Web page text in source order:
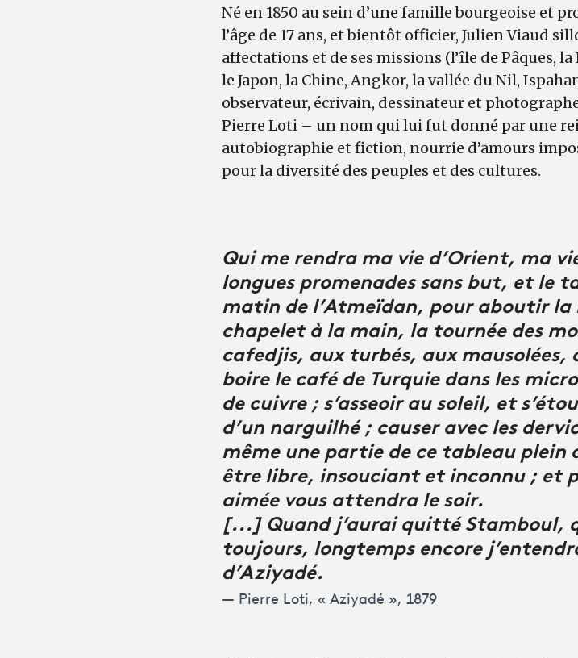
Né en 1850 au sein d’une famille bourgeoise et
l’âge de 17 ans, et bientôt officier, Julien Viaud
affectations et de ses missions (l’île de Pâques, la
le Japon, la Chine, Angkor, la vallée du Nil,
observateur, écrivain, dessinateur et
Pierre Loti – un nom qui lui fut donné par une
autobiographie et fiction, nourrie d’amours
pour la diversité des peuples et des cultures.
Qui me rendra ma vie d’Orient, ma
longues promenades sans but, et le
matin de l’Atmeïdan, pour aboutir
chapelet à la main, la tournée des
cafedjis, aux turbés, aux mausolées,
boire le café de Turquie dans les
de cuivre ; s’asseoir au soleil, et
d’un narguilhé ; causer avec les
même une partie de ce tableau plein
être libre, insouciant et inconnu ; et
aimée vous attendra le soir.
[...] Quand j’aurai quitté Stamboul,
toujours, longtemps encore
d’Aziyadé.
Pierre Loti, « Aziyadé », 1879